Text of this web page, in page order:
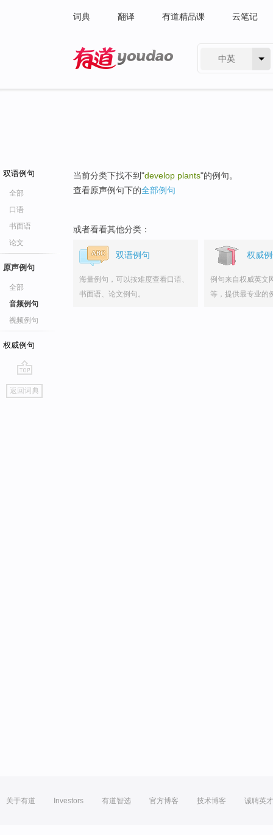
词典 翻译 有道精品课 云笔记
中英
双语例句
全部
口语
书面语
论文
原声例句
全部
音频例句
视频例句
权威例句
go
top
返回词典
当前分类下找不到"develop plants"的例句。
查看原声例句下的全部例句
或者看看其他分类：
双语例句
海量例句，可以按难度查看口语、
书面语、论文例句。
权威
例句来自权威英文
等，提供最专业的
关于有道 Investors 有道智选 官方博客 技术博客 诚聘英才